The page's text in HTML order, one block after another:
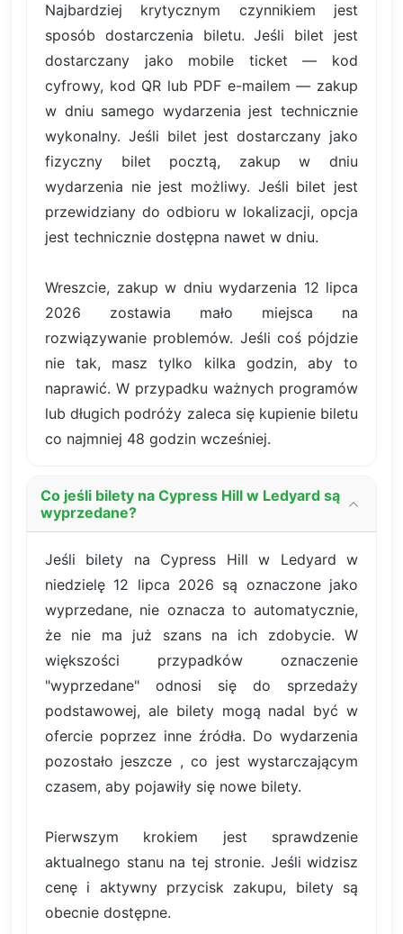
Najbardziej krytycznym czynnikiem jest
sposób dostarczenia biletu. Jeśli bilet jest
dostarczany jako mobile ticket — kod
cyfrowy, kod QR lub PDF e-mailem — zakup
w dniu samego wydarzenia jest technicznie
wykonalny. Jeśli bilet jest dostarczany jako
fizyczny bilet pocztą, zakup w dniu
wydarzenia nie jest możliwy. Jeśli bilet jest
przewidziany do odbioru w lokalizacji, opcja
jest technicznie dostępna nawet w dniu.
Wreszcie, zakup w dniu wydarzenia 12 lipca
2026 zostawia mało miejsca na
rozwiązywanie problemów. Jeśli coś pójdzie
nie tak, masz tylko kilka godzin, aby to
naprawić. W przypadku ważnych programów
lub długich podróży zaleca się kupienie biletu
co najmniej 48 godzin wcześniej.
Co jeśli bilety na Cypress Hill w Ledyard są
wyprzedane?
Jeśli bilety na Cypress Hill w Ledyard w
niedzielę 12 lipca 2026 są oznaczone jako
wyprzedane, nie oznacza to automatycznie,
że nie ma już szans na ich zdobycie. W
większości przypadków oznaczenie
"wyprzedane" odnosi się do sprzedaży
podstawowej, ale bilety mogą nadal być w
ofercie poprzez inne źródła. Do wydarzenia
pozostało jeszcze , co jest wystarczającym
czasem, aby pojawiły się nowe bilety.
Pierwszym krokiem jest sprawdzenie
aktualnego stanu na tej stronie. Jeśli widzisz
cenę i aktywny przycisk zakupu, bilety są
obecnie dostępne.